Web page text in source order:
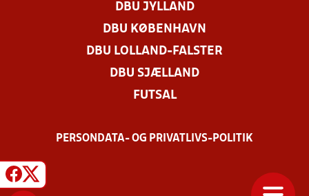
DBU JYLLAND
DBU KØBENHAVN
DBU LOLLAND-FALSTER
DBU SJÆLLAND
FUTSAL
PERSONDATA- OG PRIVATLIVS-POLITIK